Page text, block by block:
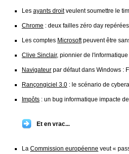
Les ayants droitveulent soumettre le
Chrome : deux failles zéro day
Les comptes Microsoftpeuvent être
Clive Sinclair, pionnier de
Navigateur par défaut dans Windows :
Rançongiciel 3.0 : le scénario de
Impôts : un bug informatique impacte
Et en vrac...
La Commission européenne veut «